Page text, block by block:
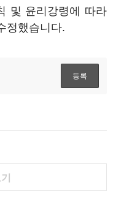
및 윤리강령에 따라
정했습니다.